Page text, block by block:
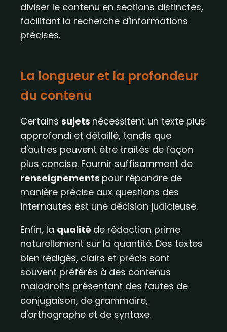
diviser le contenu en sections distinctes,
facilitant la recherche d'informations
précises.
La longueur et la profondeur
du contenu
Certains sujets nécessitent un texte plus
approfondi et détaillé, tandis que
d'autres peuvent être traités de façon
plus concise. Fournir suffisamment de
renseignements pour répondre de
manière précise aux questions des
internautes est une décision judicieuse.
Enfin, la qualité de rédaction prime
naturellement sur la quantité. Des textes
bien rédigés, clairs et précis sont
souvent préférés à des contenus
maladroits présentant des fautes de
conjugaison, de grammaire,
d'orthographe et de syntaxe.